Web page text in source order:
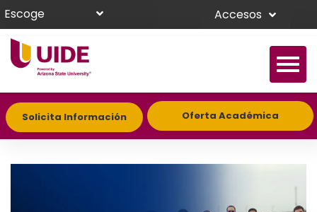
Escoge Accesos
Solicita Información Oferta Académica